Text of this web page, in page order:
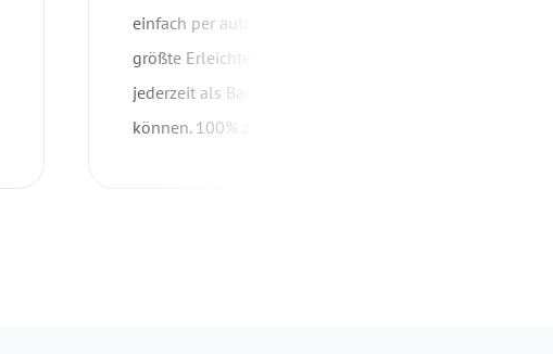
einfach per automatischem Zeitplan sichern. Die
größte Erleichterung ist, dass wir den Server
jederzeit als Bare Metal wiederherstellen
können. 100% zufrieden.